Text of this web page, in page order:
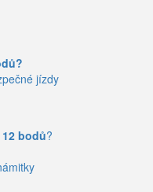
jízdy
bodů?